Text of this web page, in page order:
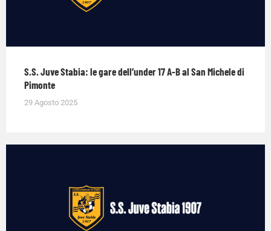
S.S. Juve Stabia: le gare dell’under 17 A-B al San Michele di
Pimonte
29 Agosto 2025